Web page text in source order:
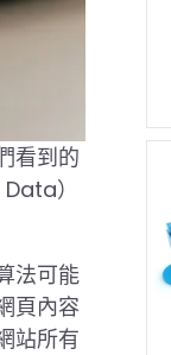
看到的
）
法可能
頁內容
站所有